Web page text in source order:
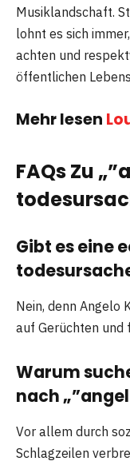
Musiklandschaft.
lohnt es sich
achten und
öffentlichen
Mehr lesen
FAQs Zu
Gibt es eine
Nein, denn Angelo
auf Gerüchten
Warum
nach
Vor allem durch
Schlagzeilen